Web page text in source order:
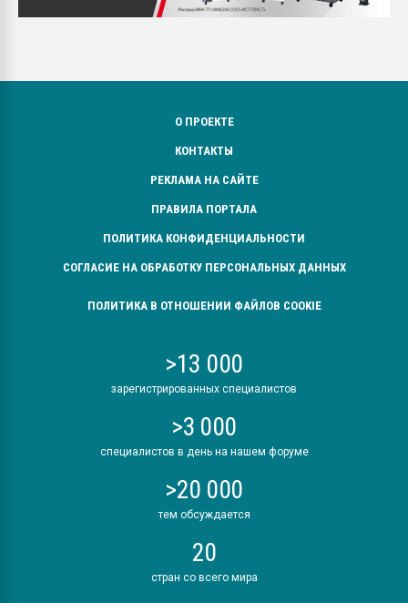
О ПРОЕКТЕ
КОНТАКТЫ
РЕКЛАМА НА САЙТЕ
ПРАВИЛА ПОРТАЛА
ПОЛИТИКА КОНФИДЕНЦИАЛЬНОСТИ
СОГЛАСИЕ НА ОБРАБОТКУ ПЕРСОНАЛЬНЫХ ДАННЫХ
ПОЛИТИКА В ОТНОШЕНИИ ФАЙЛОВ COOKIE
>13 000
зарегистрированных специалистов
>3 000
специалистов в день на нашем форуме
>20 000
тем обсуждается
20
стран со всего мира